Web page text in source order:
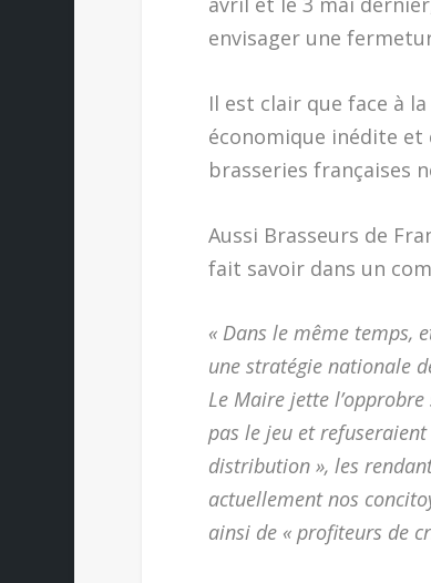
envisager une
Il est clair que face à
économique inédite
brasseries françaises
Aussi Brasseurs de
fait savoir dans un
« Dans le même temps,
une stratégie nationale
Le Maire jette
pas le jeu et
distribution », les
actuellement nos
ainsi de « profiteurs de